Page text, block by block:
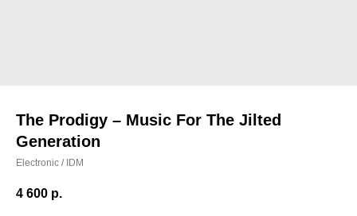
The Prodigy – Music For The Jilted
Generation
Electronic / IDM
4 600 р.